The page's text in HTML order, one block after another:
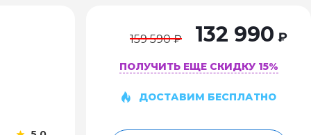
159 590 ₽ 132 990 ₽
ПОЛУЧИТЬ ЕЩЕ СКИДКУ 15%
ДОСТАВИМ БЕСПЛАТНО